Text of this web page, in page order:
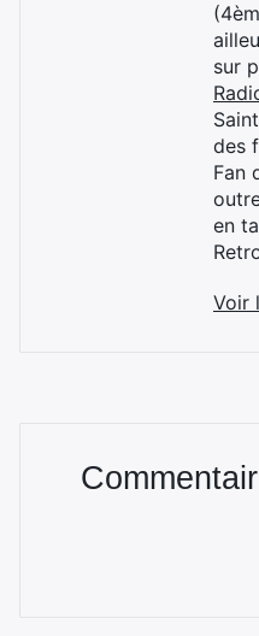
sur
des
Fan
en
Voir